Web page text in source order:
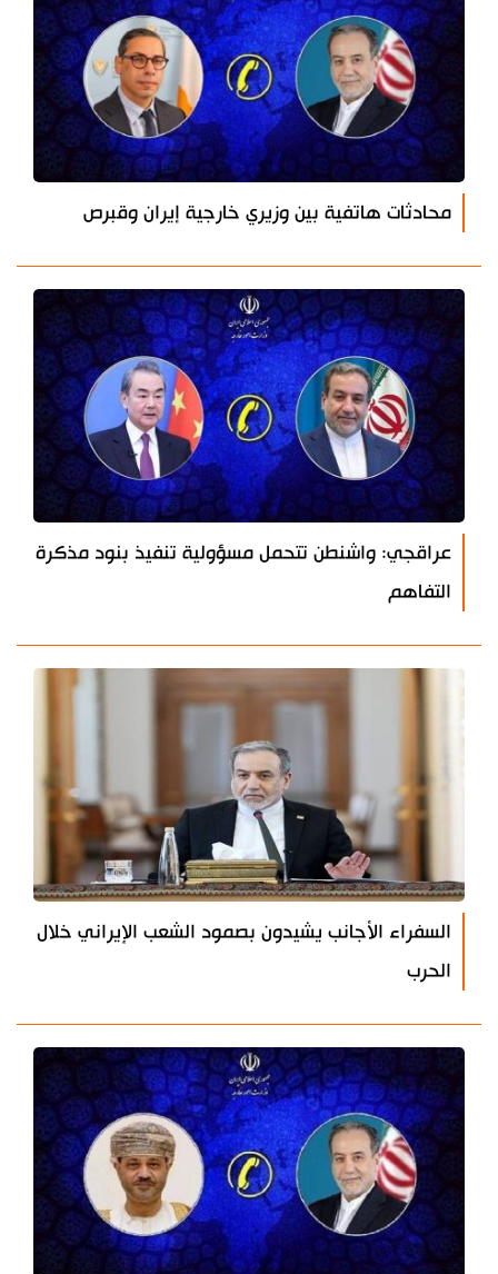
محادثات هاتفية بين وزيري خارجية إيران وقبرص
عراقجي: واشنطن تتحمل مسؤولية تنفيذ بنود مذكرة
التفاهم
السفراء الأجانب يشيدون بصمود الشعب الإيراني خلال
الحرب